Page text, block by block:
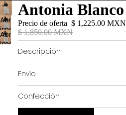
Abrir
imagen
a
pantalla
Abrir
imagen
pantalla
completa
Antonia Blanco
Precio de oferta $ 1,225.00 MXN
$ 1,850.00 MXN
Descripción
Envío
Confección